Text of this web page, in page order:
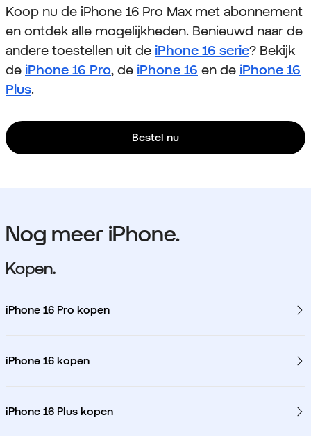
Koop nu de iPhone 16 Pro Max met abonnement
en ontdek alle mogelijkheden. Benieuwd naar de
andere toestellen uit de iPhone 16 serie? Bekijk
de iPhone 16 Pro, de iPhone 16 en de iPhone 16
Plus.
Bestel nu
Nog meer iPhone.
Kopen.
iPhone 16 Pro kopen
iPhone 16 kopen
iPhone 16 Plus kopen